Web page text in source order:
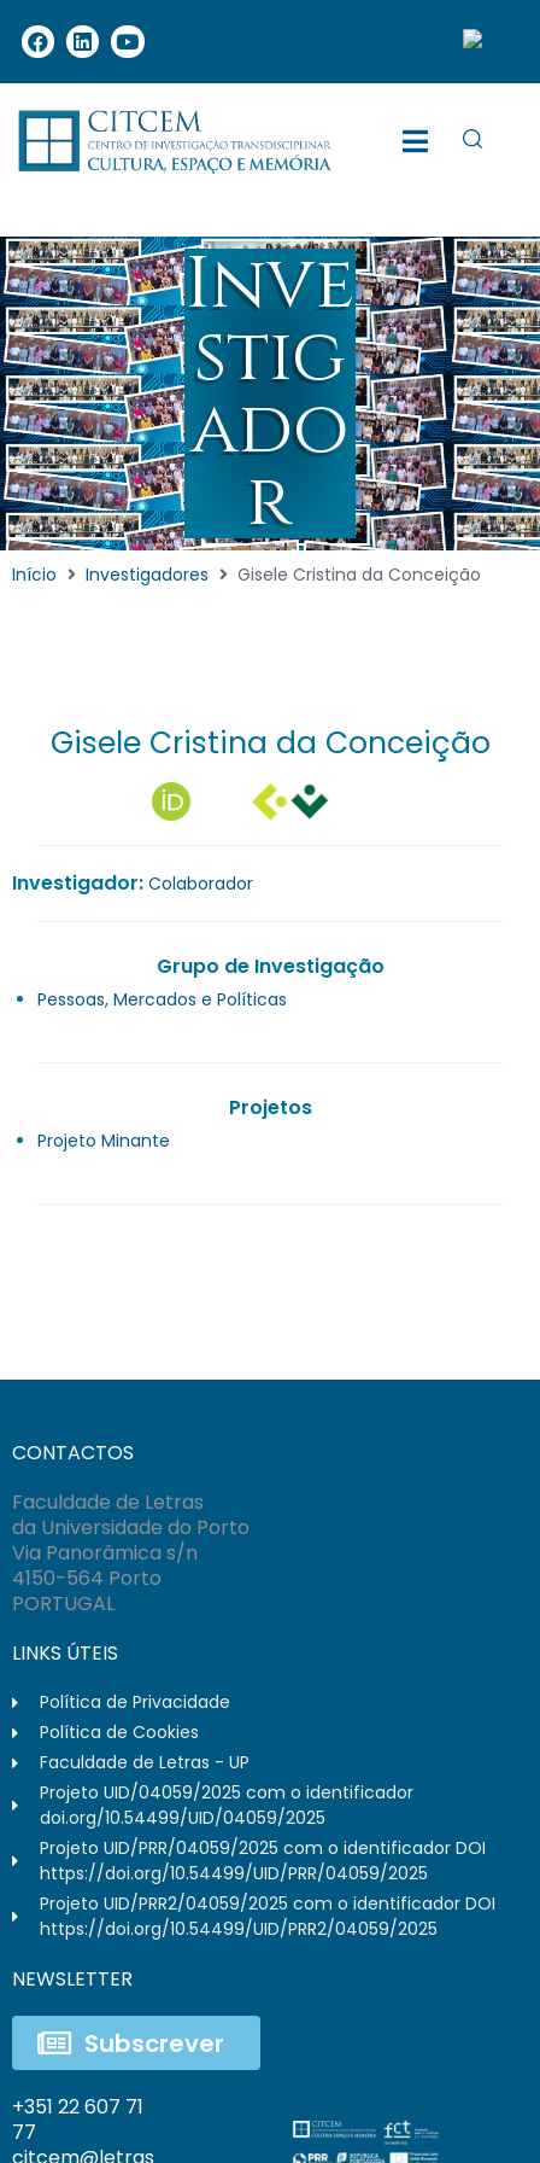
Inve
stig
ado
r
Início Investigadores Gisele Cristina da Conceição
Gisele Cristina da Conceição
Investigador: Colaborador
Grupo de Investigação
Pessoas, Mercados e Políticas
Projetos
Projeto Minante
CONTACTOS
Faculdade de Letras
da Universidade do Porto
Via Panorâmica s/n
4150-564 Porto
PORTUGAL
LINKS ÚTEIS
Política de Privacidade
Política de Cookies
Faculdade de Letras - UP
Projeto UID/04059/2025 com o identificador
doi.org/10.54499/UID/04059/2025
Projeto UID/PRR/04059/2025 com o identificador DOI
https://doi.org/10.54499/UID/PRR/04059/2025
Projeto UID/PRR2/04059/2025 com o identificador DOI
https://doi.org/10.54499/UID/PRR2/04059/2025
NEWSLETTER
Subscrever
+351 22 607 71
77